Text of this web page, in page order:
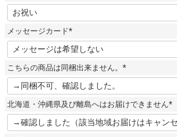
(
必
須
)
メッセージカード
(
必
須
)
こちらの商品は同梱出来ません。
(
須
)
北海道・沖縄県及び離島へはお届けできません
(
必
須